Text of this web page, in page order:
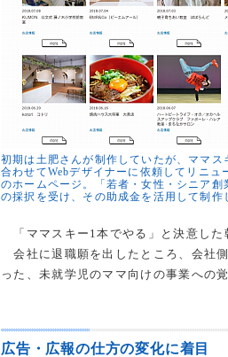
初期は土肥さんが制作していたが、ママス
合わせてWebデザイナーに依頼してリニュ
のホームページ。「若者・女性・シニア創
の採択を受け、その助成金を活用して制作
「ママスキー1本でやる」と決意した
会社に退職願を出したところ、会社
った、未就学児のママ向けの事業への
広告・広報の仕方の変化に着目